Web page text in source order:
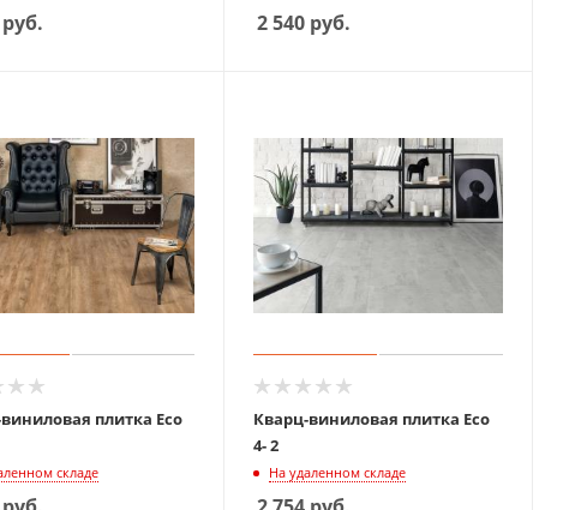
2 540 руб.
плитка Eco
складе
Кварц-виниловая плитка Eco
4- 2
На удаленном складе